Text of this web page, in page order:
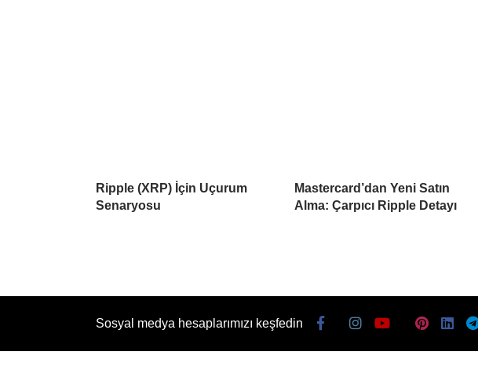
Ripple (XRP) İçin Uçurum
Senaryosu
Mastercard’dan Yeni Satın
Alma: Çarpıcı Ripple Detayı
Sosyal medya hesaplarımızı keşfedin